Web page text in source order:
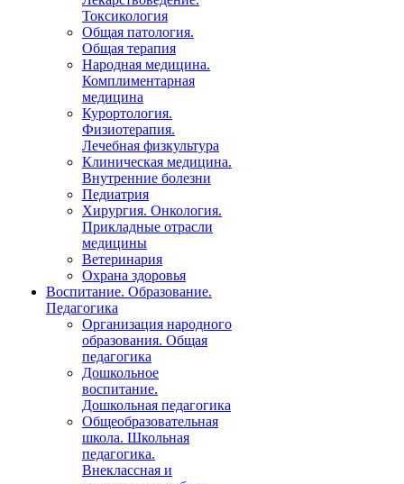
Токсикология
Общая патология.
Общая терапия
Народная медицина.
Комплиментарная
медицина
Курортология.
Физиотерапия.
Лечебная физкультура
Клиническая медицина.
Внутренние болезни
Педиатрия
Хирургия. Онкология.
Прикладные отрасли
медицины
Ветеринария
Охрана здоровья
Воспитание. Образование.
Педагогика
Организация народного
образования. Общая
педагогика
Дошкольное
воспитание.
Дошкольная педагогика
Общеобразовательная
школа. Школьная
педагогика.
Внеклассная и